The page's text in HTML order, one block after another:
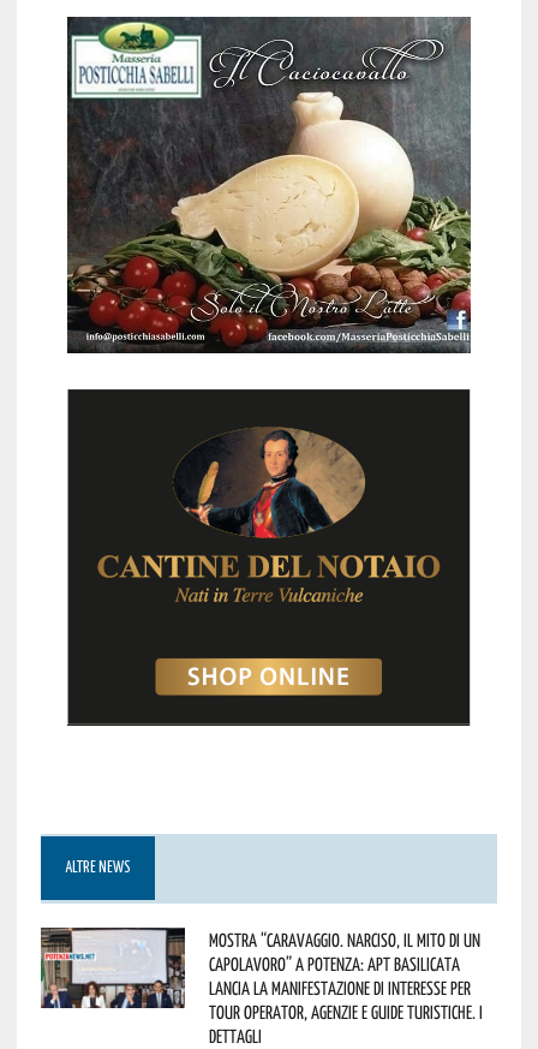
ALTRE NEWS
Mostra “Caravaggio. Narciso, il mito di un
capolavoro” a Potenza: APT Basilicata
lancia la manifestazione di interesse per
Tour Operator, Agenzie e Guide Turistiche. I
dettagli